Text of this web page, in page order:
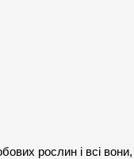
рослин і всі вони,